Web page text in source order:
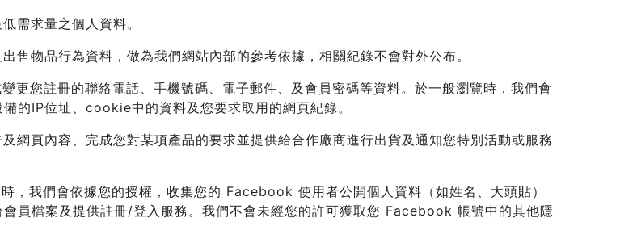
需求量之個人資料。
售物品行為資料，做為我們網站內部的參考依據，相關紀錄不會對外公布。
更您註冊的聯絡電話、手機號碼、電子郵件、及會員密碼等資料。於一般瀏覽時，我們會
的IP位址、cookie中的資料及您要求取用的網頁紀錄。
網頁內容、完成您對某項產品的要求並提供給合作廠商進行出貨及通知您特別活動或服務
我們會依據您的授權，收集您的 Facebook 使用者公開個人資料（如姓名、大頭貼）
員檔案及提供註冊/登入服務。我們不會未經您的許可獲取您 Facebook 帳號中的其他隱